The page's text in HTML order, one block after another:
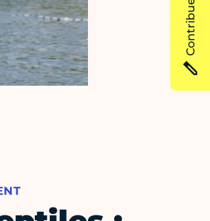
Contribuer